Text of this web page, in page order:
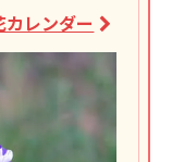
レンダー